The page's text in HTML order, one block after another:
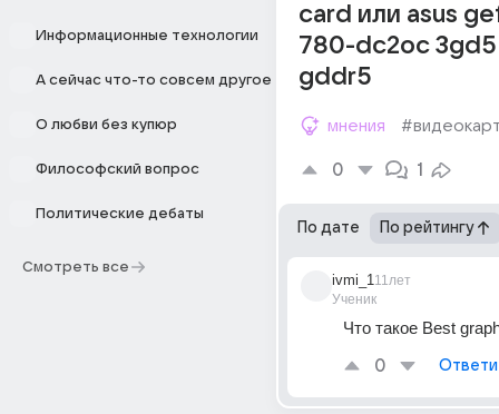
Информационные технологии
А сейчас что-то совсем другое
О любви без купюр
Философский вопрос
Политические дебаты
Смотреть все
card или asus
780-dc2oc 3gd5
gddr5
мнения
0 1
По дате По рейтингу
ivmi_1
Ученик
11лет
Что такое Best
0